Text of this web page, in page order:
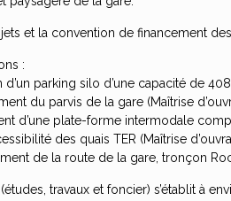
et la convention de financement
:
d’un parking silo d’une capacité de
du parvis de la gare (Maîtrise
d’une plate-forme intermodale
des quais TER (Maîtrise
de la route de la gare, tronçon
travaux et foncier) s’établit à